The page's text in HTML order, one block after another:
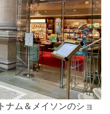
ナム＆メイソンのショ